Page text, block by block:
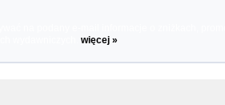
więcej »